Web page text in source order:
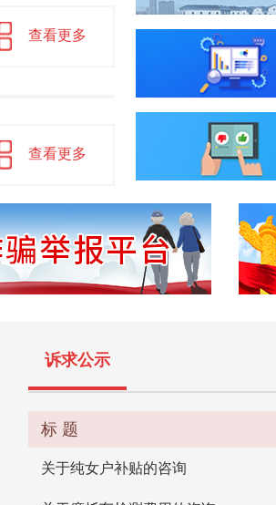
查看更多
查看更多
办理企业注册
准营准办
诉求公示
标 题
关于纯女户补贴的咨询